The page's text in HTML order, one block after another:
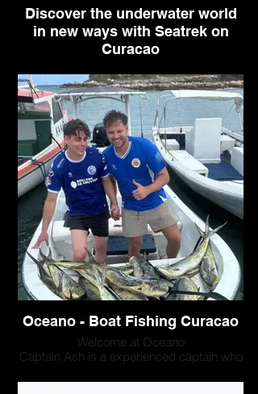
Discover the underwater world
in new ways with Seatrek on
Curacao
can experience the thrill of exploring the
underwater world like never before.
Whether you choose to walk the ocean
floor with SeaTrek or dive deeper with
Snuba, our tours offer a unique and
unforgettable adventure in the crystal-clear
waters of Curacao. Perfect for all ages and
experience levels, our guided tours ensure
a safe and exhilarating experience.
Oceano - Boat Fishing Curacao
Welcome at Oceano
Captain Ash is a experienced captain who
With years of experience, he knows its